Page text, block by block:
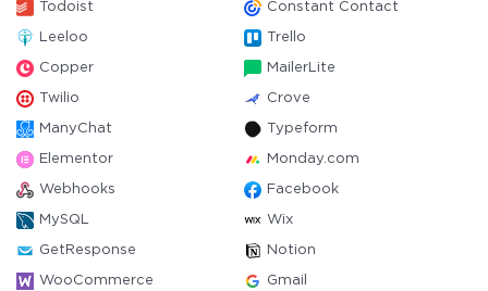
Todoist Constant Contact
Leeloo Trello
Copper MailerLite
Twilio Crove
ManyChat Typeform
Elementor Monday.com
Webhooks Facebook
MySQL Wix
GetResponse Notion
WooCommerce Gmail